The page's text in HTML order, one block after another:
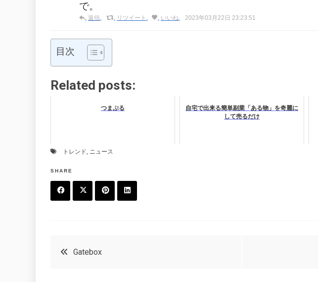
で。
返信 リツイート いいね 2023年03月22日 23:23:51
目次
Related posts:
つまぷる
自宅で出来る簡単副業「ある物」を奇麗に
して売るだけ
トレンド, ニュース
SHARE
t
投
Gatebox